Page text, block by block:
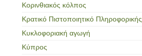
Κορινθιακός κόλπος
Κρατικό Πιστοποιητικό Πληροφορικής
Κυκλοφοριακή αγωγή
Κύπρος